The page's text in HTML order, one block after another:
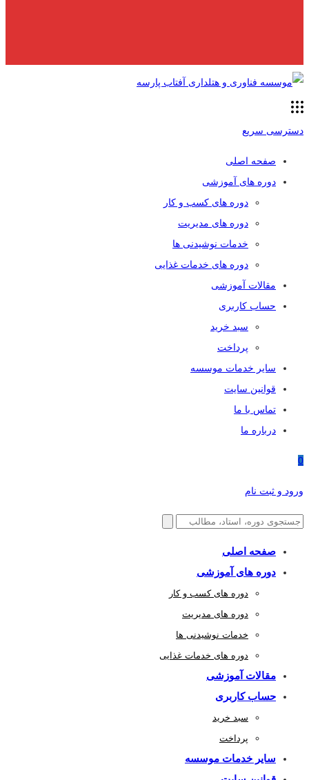
دسترسی سریع
صفحه اصلی
دوره های آموزشی
دوره های کسب و کار
دوره های مدیریت
خدمات نوشیدنی ها
دوره های خدمات غذایی
مقالات آموزشی
حساب کاربری
سبد خرید
پرداخت
سایر خدمات موسسه
قوانین سایت
تماس با ما
درباره ما
0
ورود و ثبت نام
صفحه اصلی
دوره های آموزشی
دوره های کسب و کار
دوره های مدیریت
خدمات نوشیدنی ها
دوره های خدمات غذایی
مقالات آموزشی
حساب کاربری
سبد خرید
پرداخت
سایر خدمات موسسه